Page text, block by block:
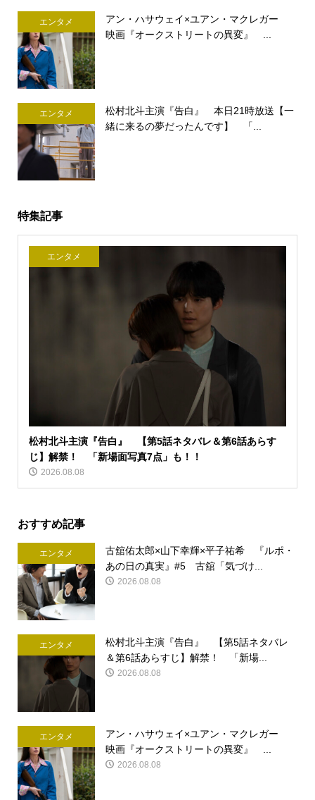
エンタメ
アン・ハサウェイ×ユアン・マクレガー
映画『オークストリートの異変』 ...
エンタメ
松村北斗主演『告白』 本日21時放送【一
緒に来るの夢だったんです】 「...
特集記事
エンタメ
松村北斗主演『告白』 【第5話ネタバレ＆第6話あらす
じ】解禁！ 「新場面写真7点」も！！
2026.08.08
おすすめ記事
エンタメ
古舘佑太郎×山下幸輝×平子祐希 『ルポ・
あの日の真実』#5 古舘「気づけ...
2026.08.08
エンタメ
松村北斗主演『告白』 【第5話ネタバレ
＆第6話あらすじ】解禁！ 「新場...
2026.08.08
エンタメ
アン・ハサウェイ×ユアン・マクレガー
映画『オークストリートの異変』 ...
2026.08.08